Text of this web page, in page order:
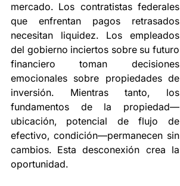
mercado. Los contratistas federales
que enfrentan pagos retrasados
necesitan liquidez. Los empleados
del gobierno inciertos sobre su futuro
financiero toman decisiones
emocionales sobre propiedades de
inversión. Mientras tanto, los
fundamentos de la propiedad—
ubicación, potencial de flujo de
efectivo, condición—permanecen sin
cambios. Esta desconexión crea la
oportunidad.